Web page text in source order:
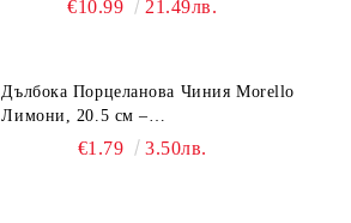
€10.99 21.49лв.
Дълбока Порцеланова Чиния Morello
Лимони, 20.5 см –
Средиземноморски Стил
€1.79 3.50лв.